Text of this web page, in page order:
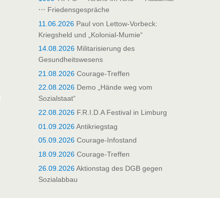
⋯ Friedensgespräche
11.06.2026Paul von Lettow-Vorbeck:
Kriegsheld und „Kolonial-Mumie“
14.08.2026Militarisierung des
Gesundheitswesens
21.08.2026Courage-Treffen
22.08.2026Demo „Hände weg vom
Sozialstaat“
22.08.2026F.R.I.D.A Festival in Limburg
01.09.2026Antikriegstag
05.09.2026Courage-Infostand
18.09.2026Courage-Treffen
26.09.2026Aktionstag des DGB gegen
Sozialabbau